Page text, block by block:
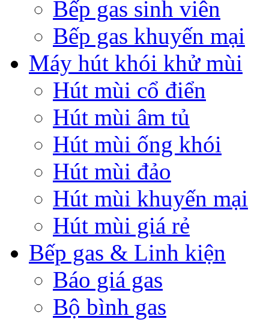
Bếp gas sinh viên
Bếp gas khuyến mại
Máy hút khói khử mùi
Hút mùi cổ điển
Hút mùi âm tủ
Hút mùi ống khói
Hút mùi đảo
Hút mùi khuyến mại
Hút mùi giá rẻ
Bếp gas & Linh kiện
Báo giá gas
Bộ bình gas